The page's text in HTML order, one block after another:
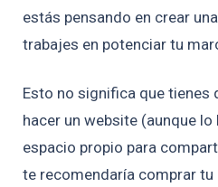
estás pensando en crear
trabajes en potenciar tu
Esto no significa que tienes
hacer un website (aunque lo
espacio propio para
te recomendaría comprar tu